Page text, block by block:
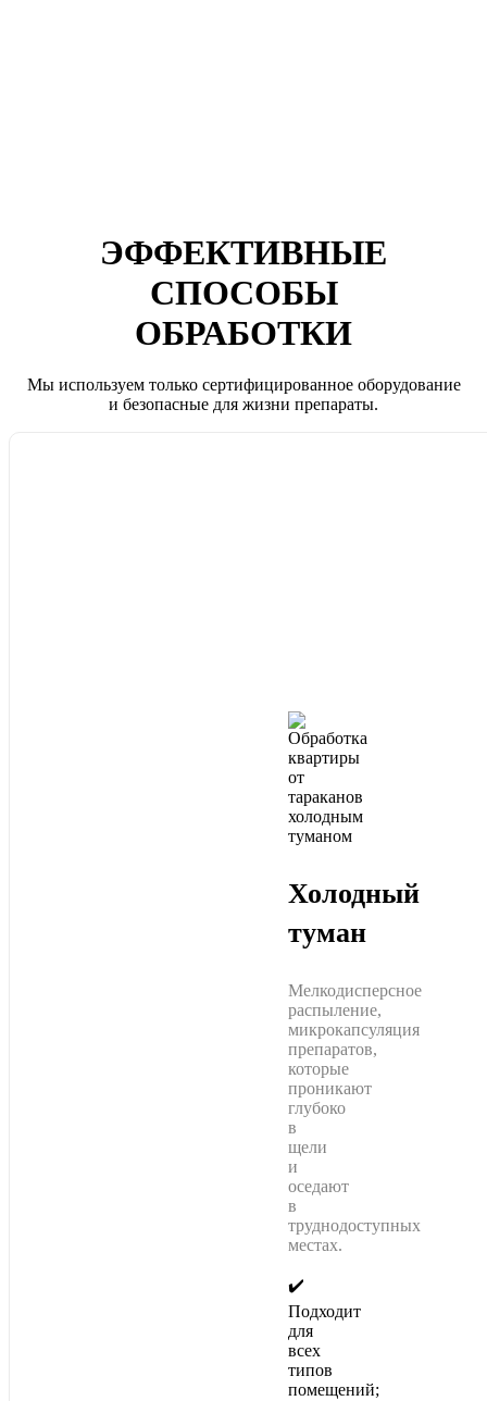
ЭФФЕКТИВНЫЕ
СПОСОБЫ
ОБРАБОТКИ
Мы используем только сертифицированное оборудование
и безопасные для жизни препараты.
Холодный
туман
Мелкодисперсное
распыление,
микрокапсуляция
препаратов,
которые
проникают
глубоко
в
щели
и
оседают
в
труднодоступных
местах.
✔️
Подходит
для
всех
типов
помещений;